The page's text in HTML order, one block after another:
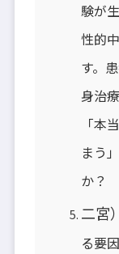
験が
性的
す。
身治
「本
まう
か？
二宮
る要